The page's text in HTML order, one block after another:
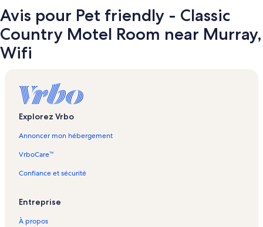
Avis pour Pet friendly - Classic
Country Motel Room near Murray,
Wifi
Explorez Vrbo
Annoncer mon hébergement
VrboCare™
Confiance et sécurité
Entreprise
À propos